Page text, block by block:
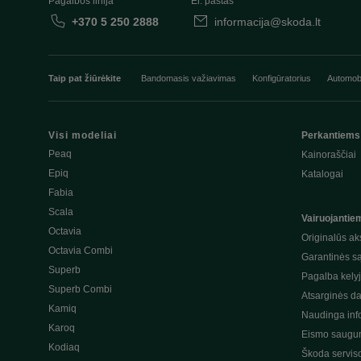
+370 5 250 2888 informacija@skoda.lt
Taip pat žiūrėkite Bandomasis važiavimas Konfigūratorius
Visi modeliai
Peaq
Epiq
Fabia
Scala
Octavia
Octavia Combi
Superb
Superb Combi
Kamiq
Karoq
Kodiaq
Kainoraščiai
Katalogai
Originalūs
Garantinės
Pagalba
Atsarginės
Naudinga
Eismo
Škoda